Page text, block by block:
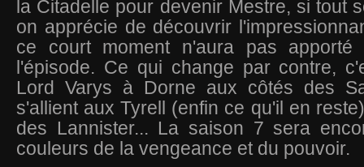
la Citadelle pour devenir Mestre, si tout
on apprécie de découvrir
ce court moment n'aura pas
l'épisode. Ce qui change par contre,
Lord Varys à Dorne aux côtés des
s'allient aux Tyrell (enfin ce qu'il en
des Lannister... La saison 7 sera
couleurs de la vengeance et du pouvoir.